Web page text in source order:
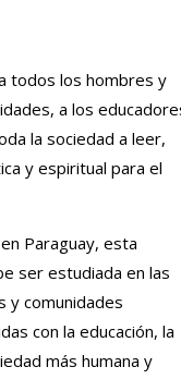
todos los hombres y
a los
la sociedad a leer,
y espiritual para el
Paraguay, esta
ser estudiada en las
y comunidades
con la educación, la
más humana y